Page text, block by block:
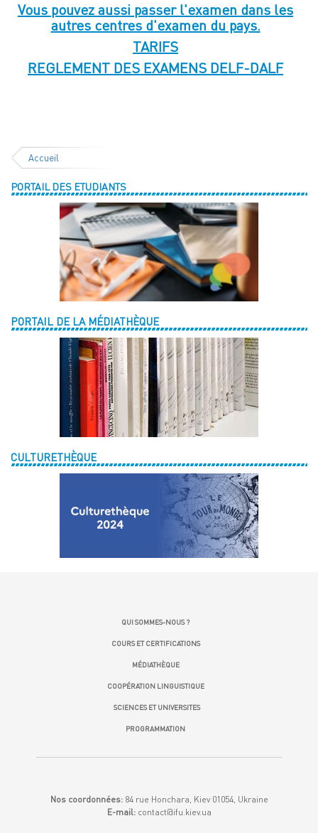
Vous pouvez aussi passer l'examen dans les
autres centres d'examen du pays.
TARIFS
REGLEMENT DES EXAMENS DELF-DALF
Accueil
PORTAIL DES ETUDIANTS
PORTAIL DE LA MÉDIATHÈQUE
CULTURETHÈQUE
QUI SOMMES-NOUS ?
COURS ET CERTIFICATIONS
MÉDIATHÈQUE
COOPÉRATION LINGUISTIQUE
SCIENCES ET UNIVERSITES
PROGRAMMATION
Nos coordonnées:84 rue Honchara, Kiev 01054, Ukraine
E-mail: contact@ifu.kiev.ua